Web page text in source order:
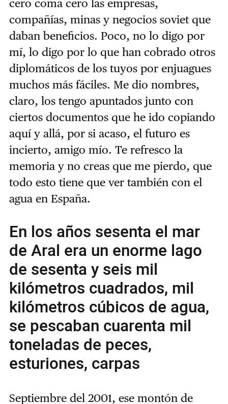
cero coma cero las empresas,
compañías, minas y negocios soviet que
daban beneficios. Poco, no lo digo por
mí, lo digo por lo que han cobrado otros
diplomáticos de los tuyos por enjuagues
muchos más fáciles. Me dio nombres,
claro, los tengo apuntados junto con
ciertos documentos que he ido copiando
aquí y allá, por si acaso, el futuro es
incierto, amigo mío. Te refresco la
memoria y no creas que me pierdo, que
todo esto tiene que ver también con el
agua en España.
En los años sesenta el mar
de Aral era un enorme lago
de sesenta y seis mil
kilómetros cuadrados, mil
kilómetros cúbicos de agua,
se pescaban cuarenta mil
toneladas de peces,
esturiones, carpas
Septiembre del 2001, ese montón de